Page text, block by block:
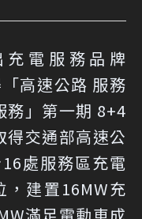
充電服務品牌
高速公路 服務
務」第一期 8+4
得交通部高速公
處服務區充電
建置16MW充